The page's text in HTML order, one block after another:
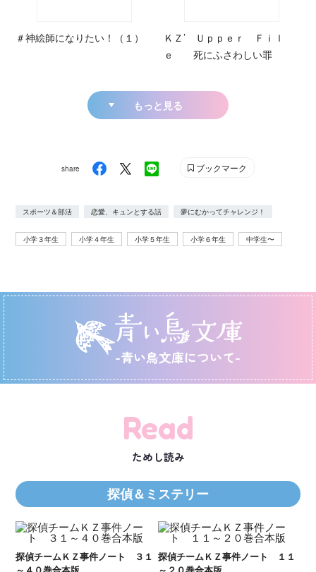
＃神絵師になりたい！（１）
ＫＺ’ Ｕｐｐｅｒ Ｆｉｌ
ｅ 死にふさわしい罪
もっと見る
share ブックマーク
スポーツ＆部活 恋愛、キュンとする話 夢にむかってチャレンジ！
小学３年生 小学４年生 小学５年生 小学６年生 中学生〜
-青い鳥文庫について-
Read
ためし読み
探偵＆ミステリー
探偵チームＫＺ事件ノート ３１
～４０巻合本版
探偵チームＫＺ事件ノート １１
～２０巻合本版